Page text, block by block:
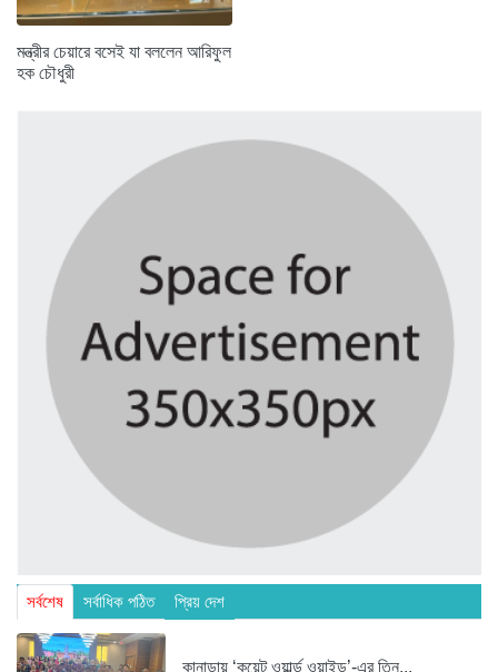
মন্ত্রীর চেয়ারে বসেই যা বললেন আরিফুল
হক চৌধুরী
সর্বশেষ সর্বাধিক পঠিত প্রিয় দেশ
কানাডায় ‘কুয়েট ওয়ার্ল্ড ওয়াইড’-এর তিন...